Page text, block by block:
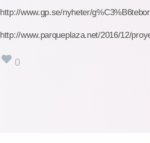
http://www.gp.se/nyheter/
http://www.parqueplaza.net/2016/12/
0